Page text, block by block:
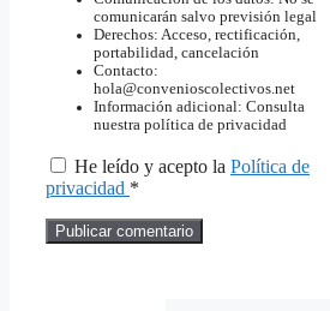
comunicarán salvo previsión legal
Derechos: Acceso, rectificación,
portabilidad, cancelación
Contacto:
hola@convenioscolectivos.net
Información adicional: Consulta
nuestra política de privacidad
He leído y acepto la Política de
privacidad *